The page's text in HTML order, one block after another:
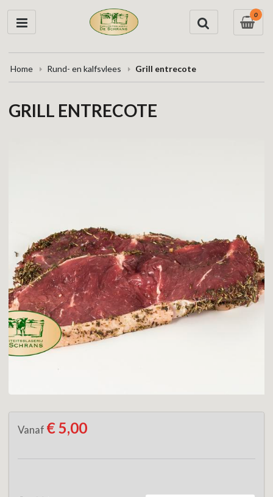
0
Home Rund- en kalfsvlees Grill entrecote
GRILL ENTRECOTE
Vanaf € 5,00